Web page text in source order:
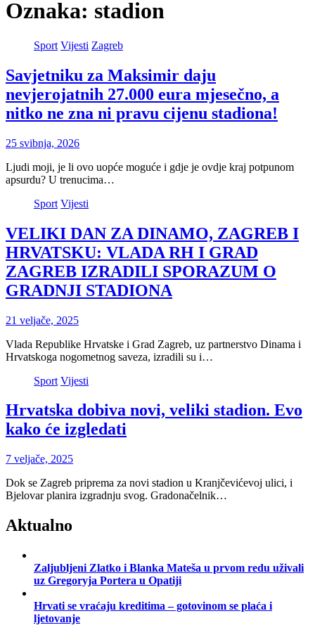
Oznaka: stadion
Sport Vijesti Zagreb
Savjetniku za Maksimir daju
nevjerojatnih 27.000 eura mjesečno, a
nitko ne zna ni pravu cijenu stadiona!
25 svibnja, 2026
Ljudi moji, je li ovo uopće moguće i gdje je ovdje kraj potpunom
apsurdu? U trenucima…
Sport Vijesti
VELIKI DAN ZA DINAMO, ZAGREB I
HRVATSKU: VLADA RH I GRAD
ZAGREB IZRADILI SPORAZUM O
GRADNJI STADIONA
21 veljače, 2025
Vlada Republike Hrvatske i Grad Zagreb, uz partnerstvo Dinama i
Hrvatskoga nogometnog saveza, izradili su i…
Sport Vijesti
Hrvatska dobiva novi, veliki stadion. Evo
kako će izgledati
7 veljače, 2025
Dok se Zagreb priprema za novi stadion u Kranjčevićevoj ulici, i
Bjelovar planira izgradnju svog. Gradonačelnik…
Aktualno
Zaljubljeni Zlatko i Blanka Mateša u prvom redu uživali
uz Gregoryja Portera u Opatiji
Hrvati se vraćaju kreditima – gotovinom se plaća i
ljetovanje